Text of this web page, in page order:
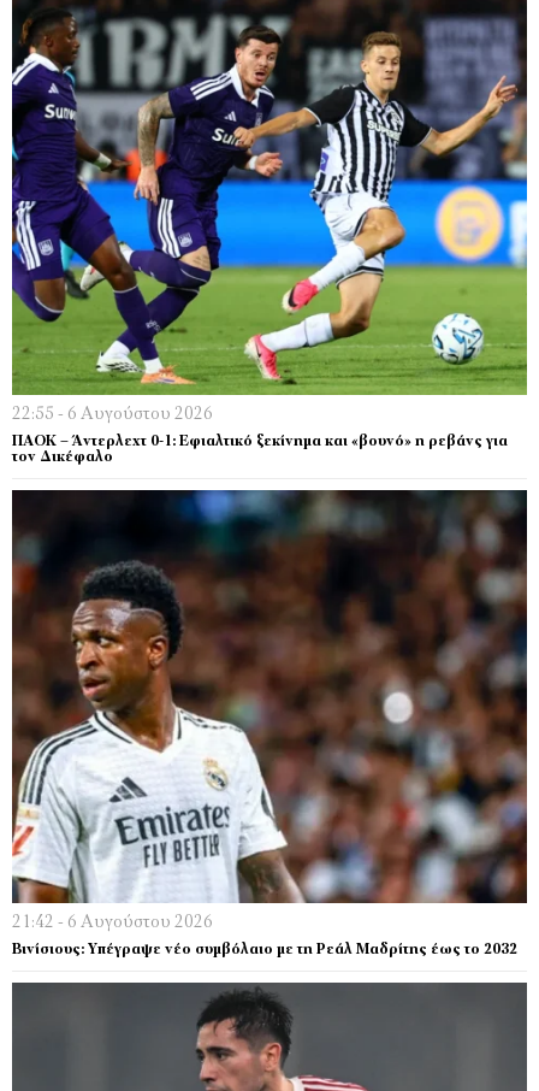
22:55 - 6 Αυγούστου 2026
ΠΑΟΚ – Άντερλεχτ 0-1: Εφιαλτικό ξεκίνημα και «βουνό» η ρεβάνς για
τον Δικέφαλο
21:42 - 6 Αυγούστου 2026
Βινίσιους: Υπέγραψε νέο συμβόλαιο με τη Ρεάλ Μαδρίτης έως το 2032